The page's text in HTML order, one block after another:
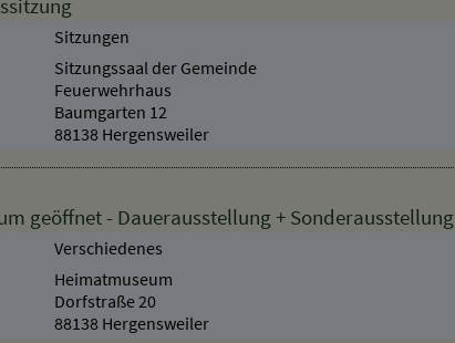
Sitzungen
Sitzungssaal der Gemeinde
Feuerwehrhaus
Baumgarten 12
88138 Hergensweiler
geöffnet - Dauerausstellung + Sonderausstellung
Verschiedenes
Heimatmuseum
Dorfstraße 20
88138 Hergensweiler